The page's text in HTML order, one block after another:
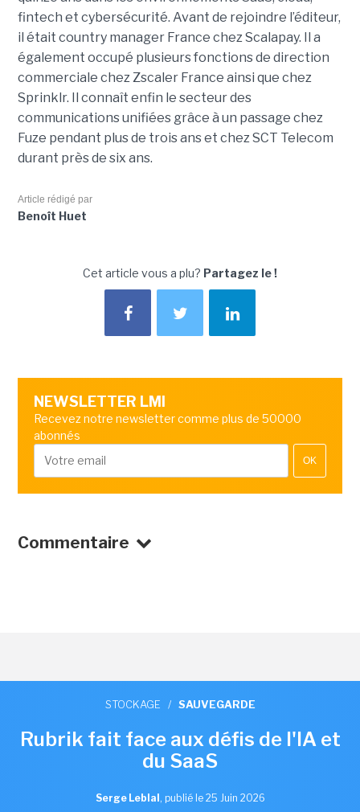
fintech et cybersécurité. Avant de rejoindre l’éditeur,
il était country manager France chez Scalapay. Il a
également occupé plusieurs fonctions de direction
commerciale chez Zscaler France ainsi que chez
Sprinklr. Il connaît enfin le secteur des
communications unifiées grâce à un passage chez
Fuze pendant plus de trois ans et chez SCT Telecom
durant près de six ans.
Article rédigé par
Benoît Huet
Cet article vous a plu? Partagez le !
NEWSLETTER LMI
Recevez notre newsletter comme plus de 50000
abonnés
OK
Commentaire
STOCKAGE / SAUVEGARDE
Rubrik fait face aux défis de l'IA et
du SaaS
Serge Leblal , publié le 25 Juin 2026